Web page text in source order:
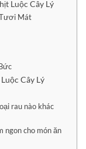
Luộc Cây Lý
Mát
Cây Lý
rau nào khác
ngon cho món ăn